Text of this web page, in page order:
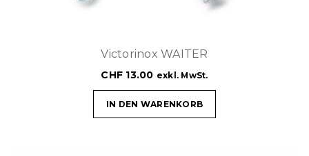
Victorinox WAITER
CHF 13.00 exkl. MwSt.
IN DEN WARENKORB